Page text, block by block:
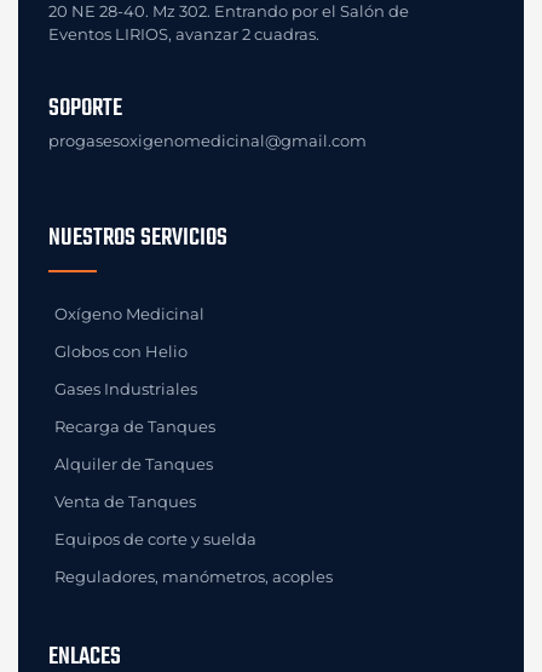
20 NE 28-40. Mz 302. Entrando por el Salón de
Eventos LIRIOS, avanzar 2 cuadras.
SOPORTE
progasesoxigenomedicinal@gmail.com
NUESTROS SERVICIOS
Oxígeno Medicinal
Globos con Helio
Gases Industriales
Recarga de Tanques
Alquiler de Tanques
Venta de Tanques
Equipos de corte y suelda
Reguladores, manómetros, acoples
ENLACES